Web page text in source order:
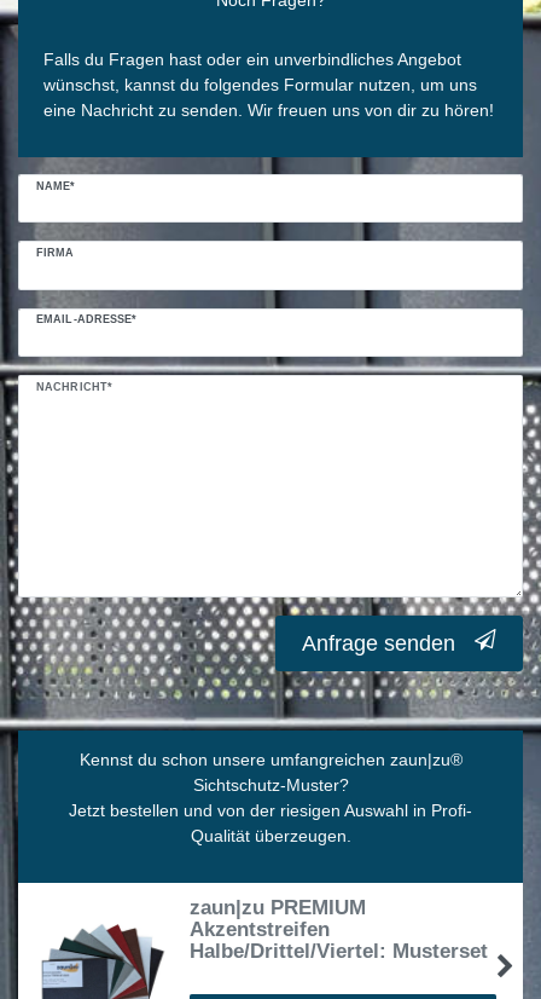
Falls du Fragen hast oder ein unverbindliches Angebot
wünschst, kannst du folgendes Formular nutzen, um uns
eine Nachricht zu senden. Wir freuen uns von dir zu hören!
NAME*
FIRMA
EMAIL-ADRESSE*
NACHRICHT*
Anfrage senden
Kennst du schon unsere umfangreichen zaun|zu®
Sichtschutz-Muster?
Jetzt bestellen und von der riesigen Auswahl in Profi-
Qualität überzeugen.
zaun|zu PREMIUM
Akzentstreifen
Halbe/Drittel/Viertel: Musterset